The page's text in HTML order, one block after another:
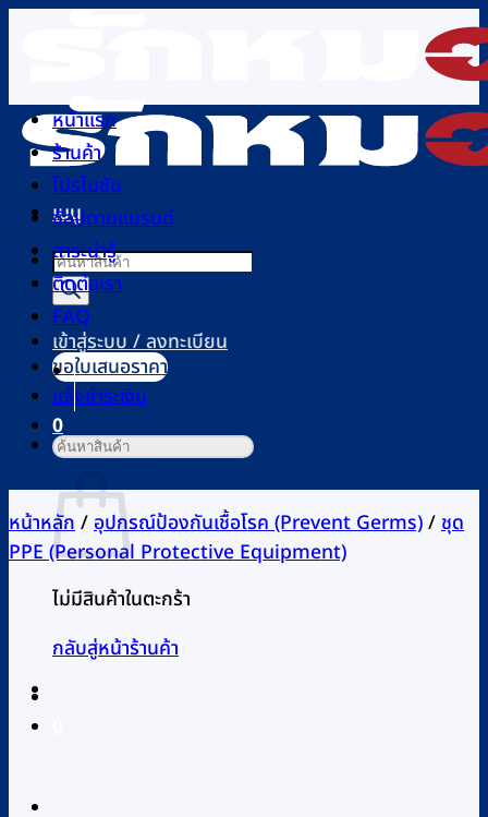
เนื้อหา
เมนู
Products
search
เข้าสู่ระบบ / ลงทะเบียน
0
ตะกร้าสินค้า
ไม่มีสินค้าในตะกร้า
กลับสู่หน้าร้านค้า
หน้าแรก
ร้านค้า
โปรโมชัน
ช้อปตามแบรนด์
สาระน่ารู้
ติดต่อเรา
FAQ
ขอใบเสนอราคา
แจ้งชำระเงิน
ค้นหา:
หน้าหลัก/อุปกรณ์ป้องกันเชื้อโรค (Prevent Germs)/ชุด
PPE (Personal Protective Equipment)